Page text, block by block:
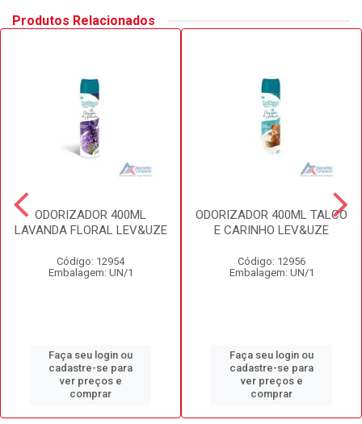
Produtos Relacionados
ODORIZADOR 400ML
LAVANDA FLORAL LEV&UZE
Código: 12954
Embalagem: UN/1
Faça seu login ou
cadastre-se para
ver preços e
comprar
ODORIZADOR 400ML TALCO
E CARINHO LEV&UZE
Código: 12956
Embalagem: UN/1
Faça seu login ou
cadastre-se para
ver preços e
comprar